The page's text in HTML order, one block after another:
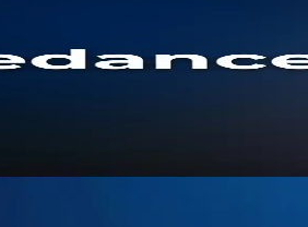
3.1: главное